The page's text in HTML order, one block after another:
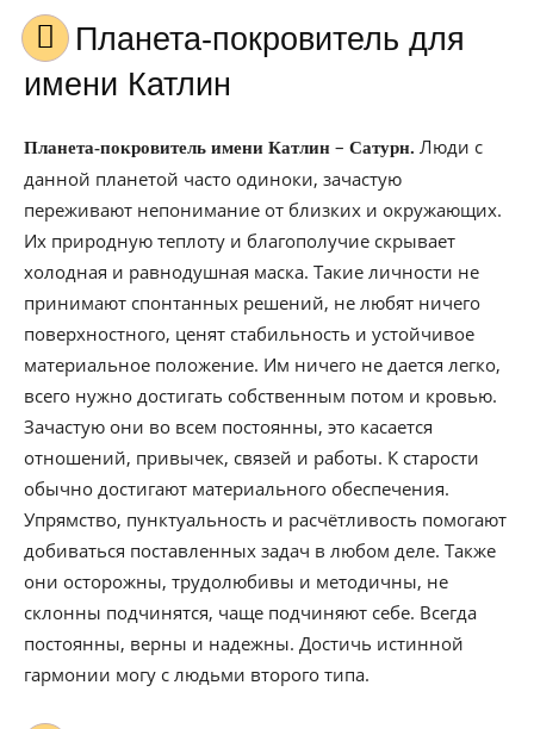
Планета-покровитель для
имени Катлин
Планета-покровитель имени Катлин – Сатурн. Люди с
данной планетой часто одиноки, зачастую
переживают непонимание от близких и окружающих.
Их природную теплоту и благополучие скрывает
холодная и равнодушная маска. Такие личности не
принимают спонтанных решений, не любят ничего
поверхностного, ценят стабильность и устойчивое
материальное положение. Им ничего не дается легко,
всего нужно достигать собственным потом и кровью.
Зачастую они во всем постоянны, это касается
отношений, привычек, связей и работы. К старости
обычно достигают материального обеспечения.
Упрямство, пунктуальность и расчётливость помогают
добиваться поставленных задач в любом деле. Также
они осторожны, трудолюбивы и методичны, не
склонны подчинятся, чаще подчиняют себе. Всегда
постоянны, верны и надежны. Достичь истинной
гармонии могу с людьми второго типа.